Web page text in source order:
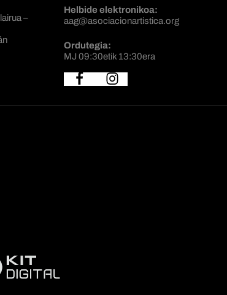
–
Helbide elektronikoa:
aag@asociacionartistica.org
Ordutegia:
MJ 09:30etik 13:30era